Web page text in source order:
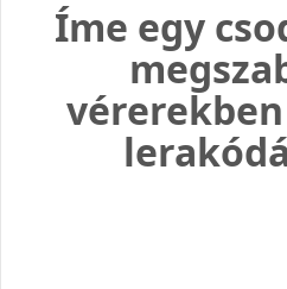
Íme egy